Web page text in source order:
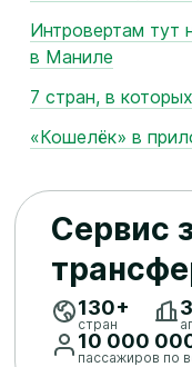
Интровертам тут
в Маниле
7 стран, в
«Кошелёк» в
Сервис
130+
стран
10 ​000
пассажиров по